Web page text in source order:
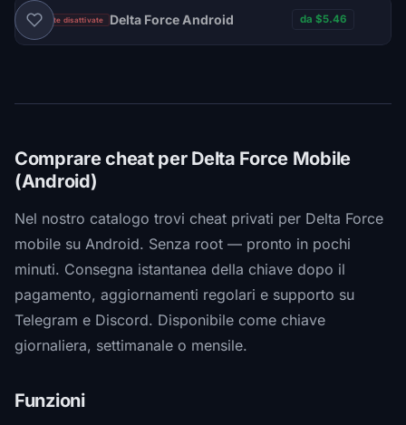
Vendite disattivate Delta Force Android da $5.46
Comprare cheat per Delta Force Mobile
(Android)
Nel nostro catalogo trovi cheat privati per Delta Force
mobile su Android. Senza root — pronto in pochi
minuti. Consegna istantanea della chiave dopo il
pagamento, aggiornamenti regolari e supporto su
Telegram e Discord. Disponibile come chiave
giornaliera, settimanale o mensile.
Funzioni